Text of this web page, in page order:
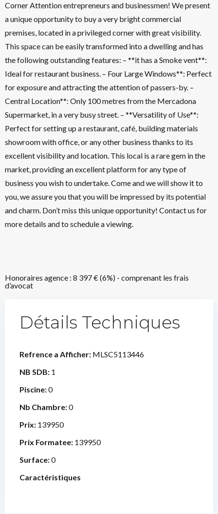
Corner Attention entrepreneurs and businessmen! We present
a unique opportunity to buy a very bright commercial
premises, located in a privileged corner with great visibility.
This space can be easily transformed into a dwelling and has
the following outstanding features: – **it has a Smoke vent**:
Ideal for restaurant business. – Four Large Windows**: Perfect
for exposure and attracting the attention of passers-by. –
Central Location**: Only 100 metres from the Mercadona
Supermarket, in a very busy street. – **Versatility of Use**:
Perfect for setting up a restaurant, café, building materials
showroom with office, or any other business thanks to its
excellent visibility and location. This local is a rare gem in the
market, providing an excellent platform for any type of
business you wish to undertake. Come and we will show it to
you, we assure you that you will be impressed by its potential
and charm. Don’t miss this unique opportunity! Contact us for
more details and to schedule a viewing.
Honoraires agence : 8 397 € (6%) - comprenant les frais
d’avocat
Détails Techniques
Refrence a Afficher: MLSC5113446
NB SDB: 1
Piscine:0
Nb Chambre:0
Prix: 139950
Prix Formatee: 139950
Surface:0
Caractéristiques